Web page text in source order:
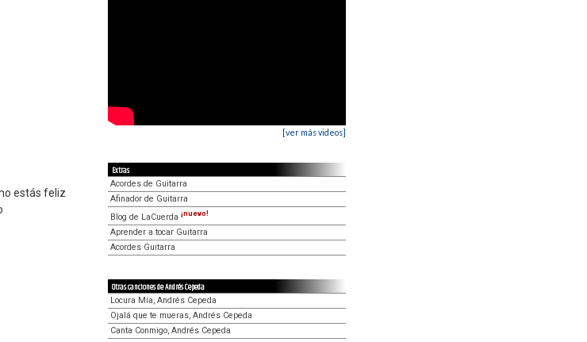
estás feliz
[ver más videos]
Extras
Acordes de Guitarra
Afinador de Guitarra
Blog de LaCuerda ¡nuevo!
Aprender a tocar Guitarra
Acordes Guitarra
Otras canciones de Andrés Cepeda
Locura Mía, Andrés Cepeda
Ojalá que te mueras, Andrés Cepeda
Canta Conmigo, Andrés Cepeda